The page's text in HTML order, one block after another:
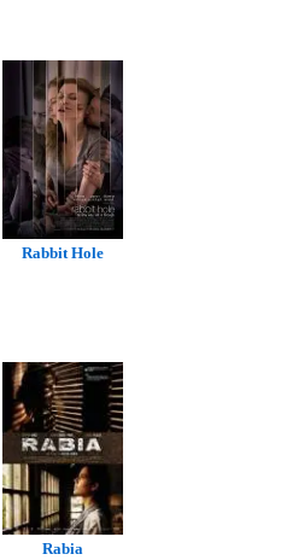
Rabbit Hole
Rabia